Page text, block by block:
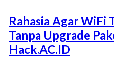
Rahasia Agar WiFi
Tanpa Upgrade
Hack.AC.ID